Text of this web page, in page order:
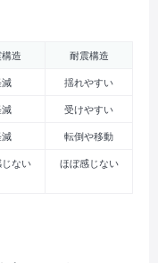
造
耐震構造
揺れやすい
受けやすい
転倒や移動
ない ほぼ感じない